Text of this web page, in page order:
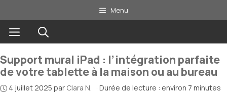
au
contenu
Menu
Menu
Support mural iPad : l’intégration parfaite
de votre tablette à la maison ou au bureau
4 juillet 2025 par Clara N. · Durée de lecture : environ 7 minutes